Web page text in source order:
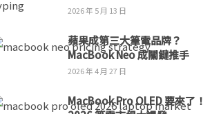
2026 年 5 月 13 日
蘋果成第三大筆電品牌？
MacBook Neo 成關鍵推手
2026 年 4 月 27 日
MacBook Pro OLED 要來了！